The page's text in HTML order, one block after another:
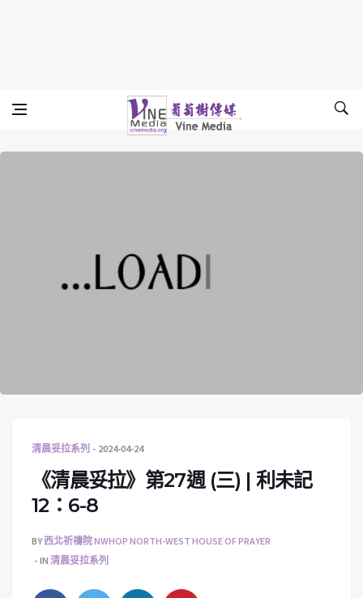
Vine Media
葡萄樹傳媒
清晨妥拉系列 2024-04-24
《清晨妥拉》第27週 (三) | 利未記
12：6-8
BY西北祈禱院 NWHOP NORTH-WEST HOUSE OF PRAYER
IN 清晨妥拉系列